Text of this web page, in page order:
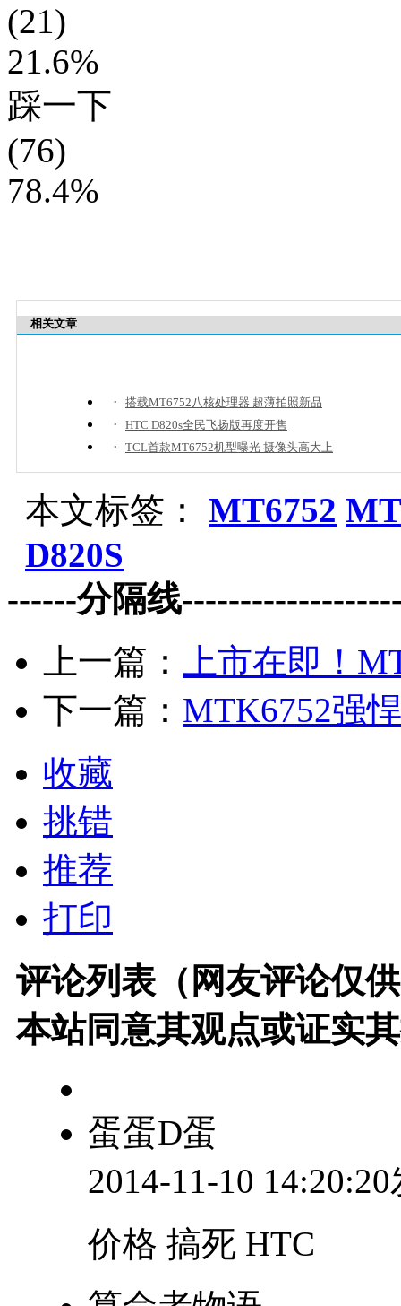
(21)
21.6%
踩一下
(76)
78.4%
相关文章
· 搭载MT6752八核处理器 超薄拍照新品
· HTC D820s全民飞扬版再度开售
· TCL首款MT6752机型曝光 摄像头高大上
本文标签： MT6752
D820S
------分隔线
上一篇：
上市在即！
下一篇： MTK6752强
收藏
挑错
推荐
打印
评论列表（网友评论仅
本站同意其观点或证实
蛋蛋D蛋
2014-11-10
价格 搞死 HTC